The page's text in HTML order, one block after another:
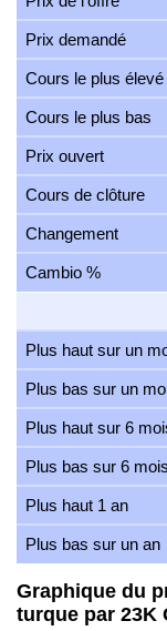
Prix demandé
Cours le plus élevé
Cours le plus bas
Prix ouvert
Cours de clôture
Changement
Cambio %
Plus haut sur un
Plus bas sur un
Plus haut sur 6
Plus bas sur 6 mois
Plus haut 1 an
Plus bas sur un an
Graphique du
turque par 23K